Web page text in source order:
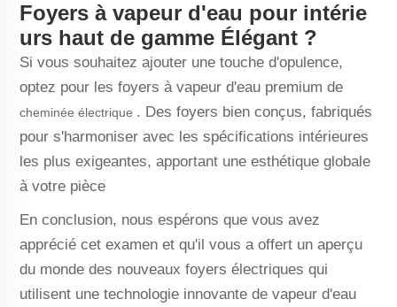
Foyers à vapeur d'eau pour intérie
urs haut de gamme Élégant ?
Si vous souhaitez ajouter une touche d'opulence,
optez pour les foyers à vapeur d'eau premium de
cheminée électrique . Des foyers bien conçus, fabriqués
pour s'harmoniser avec les spécifications intérieures
les plus exigeantes, apportant une esthétique globale
à votre pièce
En conclusion, nous espérons que vous avez
apprécié cet examen et qu'il vous a offert un aperçu
du monde des nouveaux foyers électriques qui
utilisent une technologie innovante de vapeur d'eau